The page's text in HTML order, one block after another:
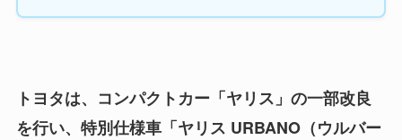
トヨタは、コンパクトカー「ヤリス」の一部改良
を行い、特別仕様車「ヤリス URBANO（ウルバー